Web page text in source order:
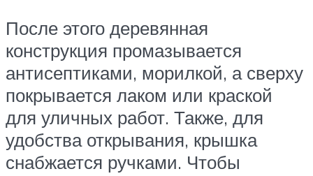
После этого деревянная
конструкция промазывается
антисептиками, морилкой, а сверху
покрывается лаком или краской
для уличных работ. Также, для
удобства открывания, крышка
снабжается ручками. Чтобы